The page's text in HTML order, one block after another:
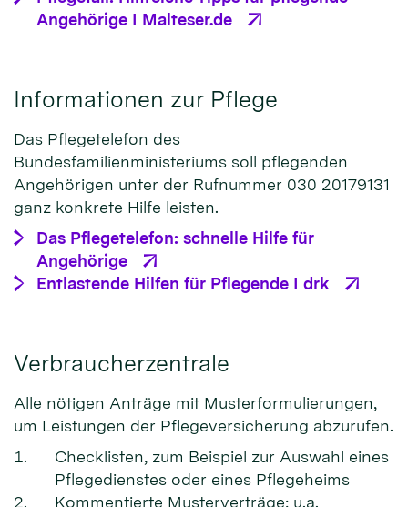
Angehörige I Malteser.de
Informationen zur Pflege
Das Pflegetelefon des
Bundesfamilienministeriums soll pflegenden
Angehörigen unter der Rufnummer 030 20179131
ganz konkrete Hilfe leisten.
Das Pflegetelefon: schnelle Hilfe für
Angehörige
Entlastende Hilfen für Pflegende I drk
Verbraucherzentrale
Alle nötigen Anträge mit Musterformulierungen,
um Leistungen der Pflegeversicherung abzurufen.
Checklisten, zum Beispiel zur Auswahl eines
Pflegedienstes oder eines Pflegeheims
Kommentierte Musterverträge: u.a.